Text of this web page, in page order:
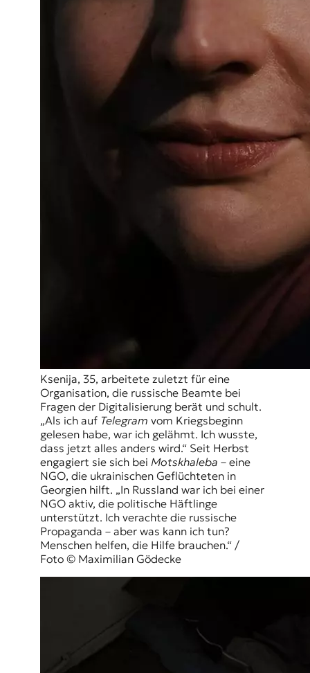
Ksenija, 35, arbeitete zuletzt für eine
Organisation, die russische Beamte bei
Fragen der Digitalisierung berät und schult.
„Als ich auf Telegram vom Kriegsbeginn
gelesen habe, war ich gelähmt. Ich wusste,
dass jetzt alles anders wird.“ Seit Herbst
engagiert sie sich bei Motskhaleba – eine
NGO, die ukrainischen Geflüchteten in
Georgien hilft. „In Russland war ich bei einer
NGO aktiv, die politische Häftlinge
unterstützt. Ich verachte die russische
Propaganda – aber was kann ich tun?
Menschen helfen, die Hilfe brauchen.“ /
Foto © Maximilian Gödecke